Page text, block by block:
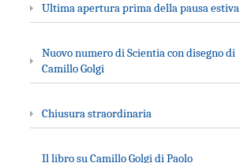
Ultima apertura prima della pausa estiva
Nuovo numero di Scientia con disegno di
Camillo Golgi
Chiusura straordinaria
Il libro su Camillo Golgi di Paolo